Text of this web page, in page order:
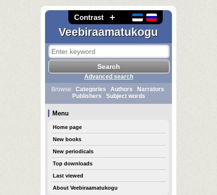
Contrast
Veebiraamatukogu
Advanced search
Browse: Categories Authors
Narrators
Publishers
Subject words
Menu
Home page
New books
New periodicals
Top downloads
Last viewed
About Veebiraamatukogu